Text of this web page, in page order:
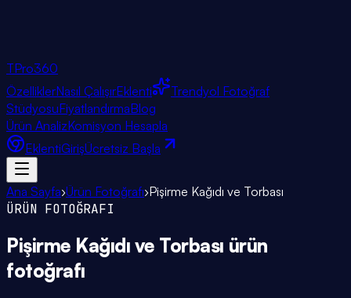
TPro360
ÖzelliklerNasıl ÇalışırEklenti
Trendyol Fotoğraf
StüdyosuFiyatlandırmaBlog
Ürün AnalizKomisyon Hesapla
EklentiGirişÜcretsiz Başla
Ana Sayfa›Ürün Fotoğrafı›Pişirme Kağıdı ve Torbası
ÜRÜN FOTOĞRAFI
Pişirme Kağıdı ve Torbası ürün
fotoğrafı